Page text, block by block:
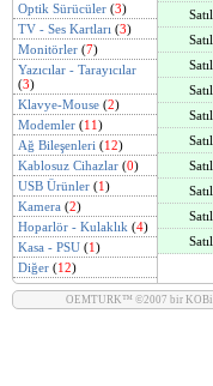
Optik Sürücüler (3)
TV - Ses Kartları (3)
Monitörler (7)
Yazıcılar - Tarayıcılar
(3)
Klavye-Mouse (2)
Modemler (11)
Ağ Bileşenleri (12)
Kablosuz Cihazlar (0)
USB Ürünler (1)
Kamera (2)
Hoparlör - Kulaklık (4)
Kasa - PSU (1)
Diğer (12)
OEMTURK™ ©2007 bir